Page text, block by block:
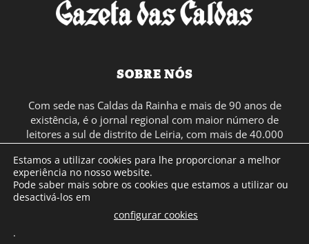
SOBRE NÓS
Com sede nas Caldas da Rainha e mais de 90 anos de
existência, é o jornal regional com maior número de
leitores a sul de distrito de Leiria, com mais de 40.000
em Portugal Continental e assinatura online.
SIGA-NOS
Estamos a utilizar cookies para lhe proporcionar a melhor
experiência no nosso website.
Pode saber mais sobre os cookies que estamos a utilizar ou
desactivá-los em
configurar cookies
.